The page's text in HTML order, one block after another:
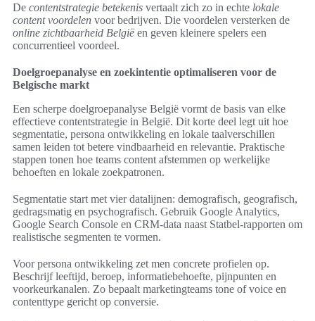
De contentstrategie betekenis vertaalt zich zo in echte lokale
content voordelen voor bedrijven. Die voordelen versterken de
online zichtbaarheid België en geven kleinere spelers een
concurrentieel voordeel.
Doelgroepanalyse en zoekintentie optimaliseren voor de
Belgische markt
Een scherpe doelgroepanalyse België vormt de basis van elke
effectieve contentstrategie in België. Dit korte deel legt uit hoe
segmentatie, persona ontwikkeling en lokale taalverschillen
samen leiden tot betere vindbaarheid en relevantie. Praktische
stappen tonen hoe teams content afstemmen op werkelijke
behoeften en lokale zoekpatronen.
Segmentatie start met vier datalijnen: demografisch, geografisch,
gedragsmatig en psychografisch. Gebruik Google Analytics,
Google Search Console en CRM-data naast Statbel-rapporten om
realistische segmenten te vormen.
Voor persona ontwikkeling zet men concrete profielen op.
Beschrijf leeftijd, beroep, informatiebehoefte, pijnpunten en
voorkeurkanalen. Zo bepaalt marketingteams tone of voice en
contenttype gericht op conversie.